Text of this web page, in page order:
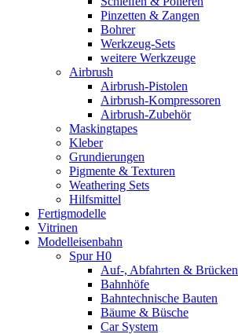
Pinzetten & Zangen
Bohrer
Werkzeug-Sets
weitere Werkzeuge
Airbrush
Airbrush-Pistolen
Airbrush-Kompressoren
Airbrush-Zubehör
Maskingtapes
Kleber
Grundierungen
Pigmente & Texturen
Weathering Sets
Hilfsmittel
Fertigmodelle
Vitrinen
Modelleisenbahn
Spur H0
Auf-, Abfahrten & Brücken
Bahnhöfe
Bahntechnische Bauten
Bäume & Büsche
Car System